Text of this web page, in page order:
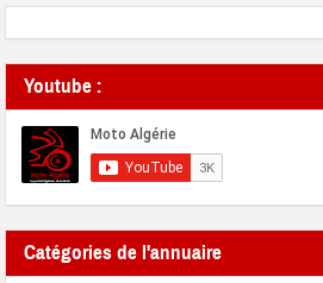
Youtube :
Catégories de l'annuaire